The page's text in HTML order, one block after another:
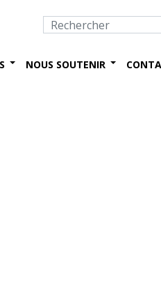
NOUS SOUTENIR